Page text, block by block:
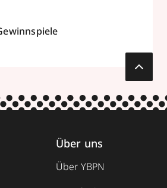
Über uns
Über YBPN